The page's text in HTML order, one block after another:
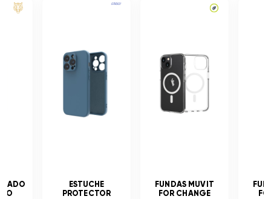
ESTUCHE
PROTECTOR
FUNDAS MUVIT
FOR CHANGE